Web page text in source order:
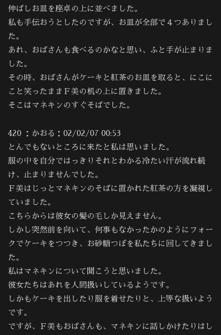
伸ばしお皿を座卓の上に並べました。
私も手伝おうとしたのですが、お皿が全部で４つありまし
た。
あれ、おばさんも食べるのかなと思い、ふと手が止まりま
した。
その時、おばさんがケーキと紅茶のお皿を取ると、にこに
こと笑ったままＦ美の机の上に置きました。
そこはマネキンのすぐそばでした。
420 ：かおる：02/02/07 00:53
とんでもないところに来たと私は思いました。
服の中を自分ではっきりそれとわかる冷たい汗が流れ続
け、止まりませんでした。
Ｆ美はじっとマネキンのそばに置かれた紅茶の方を凝視し
ていました。
こちらからは彼女の髪の毛しか見えません。
しかし突然前を向いて、何事もなかったかのようにフォー
クでケーキをつつき、お砂糖つぼを私たちに回してきまし
た。
私はマネキンについて聞こうと思いました。
彼女たちはあれを人間扱いしているようです。
しかもケーキを出したり服を着せたりと、上等な扱いよう
です。
ですが、Ｆ美もおばさんも、マネキンに話しかけたりはし